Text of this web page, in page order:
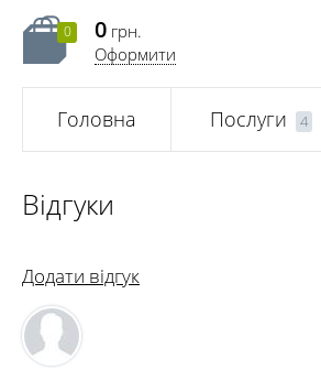
0 0 грн.
Оформити
Головна Послуги 4
Відгуки
Додати відгук